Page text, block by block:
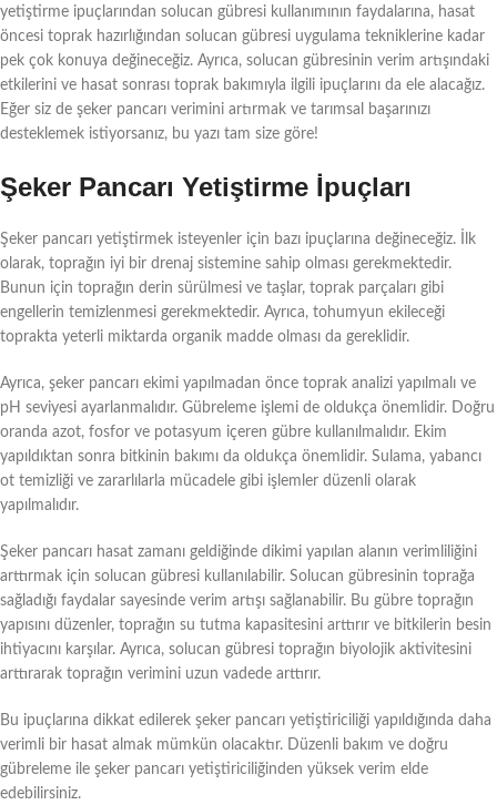
yetiştirme ipuçlarından solucan gübresi kullanımının faydalarına, hasat
öncesi toprak hazırlığından solucan gübresi uygulama tekniklerine kadar
pek çok konuya değineceğiz. Ayrıca, solucan gübresinin verim artışındaki
etkilerini ve hasat sonrası toprak bakımıyla ilgili ipuçlarını da ele alacağız.
Eğer siz de şeker pancarı verimini artırmak ve tarımsal başarınızı
desteklemek istiyorsanız, bu yazı tam size göre!
Şeker Pancarı Yetiştirme İpuçları
Şeker pancarı yetiştirmek isteyenler için bazı ipuçlarına değineceğiz. İlk
olarak, toprağın iyi bir drenaj sistemine sahip olması gerekmektedir.
Bunun için toprağın derin sürülmesi ve taşlar, toprak parçaları gibi
engellerin temizlenmesi gerekmektedir. Ayrıca, tohumyun ekileceği
toprakta yeterli miktarda organik madde olması da gereklidir.
Ayrıca, şeker pancarı ekimi yapılmadan önce toprak analizi yapılmalı ve
pH seviyesi ayarlanmalıdır. Gübreleme işlemi de oldukça önemlidir. Doğru
oranda azot, fosfor ve potasyum içeren gübre kullanılmalıdır. Ekim
yapıldıktan sonra bitkinin bakımı da oldukça önemlidir. Sulama, yabancı
ot temizliği ve zararlılarla mücadele gibi işlemler düzenli olarak
yapılmalıdır.
Şeker pancarı hasat zamanı geldiğinde dikimi yapılan alanın verimliliğini
arttırmak için solucan gübresi kullanılabilir. Solucan gübresinin toprağa
sağladığı faydalar sayesinde verim artışı sağlanabilir. Bu gübre toprağın
yapısını düzenler, toprağın su tutma kapasitesini arttırır ve bitkilerin besin
ihtiyacını karşılar. Ayrıca, solucan gübresi toprağın biyolojik aktivitesini
arttırarak toprağın verimini uzun vadede arttırır.
Bu ipuçlarına dikkat edilerek şeker pancarı yetiştiriciliği yapıldığında daha
verimli bir hasat almak mümkün olacaktır. Düzenli bakım ve doğru
gübreleme ile şeker pancarı yetiştiriciliğinden yüksek verim elde
edebilirsiniz.